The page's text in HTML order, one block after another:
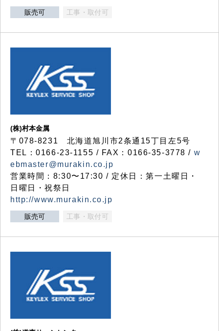
販売可 工事・取付可
(株)村本金属
〒078-8231 北海道旭川市2条通15丁目左5号
TEL：0166-23-1155 / FAX：0166-35-3778 / w
ebmaster@murakin.co.jp
営業時間：8:30〜17:30 / 定休日：第一土曜日・
日曜日・祝祭日
http://www.murakin.co.jp
販売可 工事・取付可